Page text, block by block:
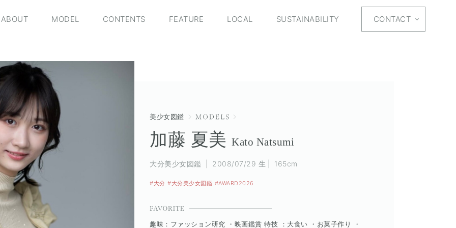
ABOUT MODEL CONTENTS FEATURE LOCAL SUSTAINABILITY CONTACT
美少女図鑑
加藤 夏美 Kato Natsumi
大分美少女図鑑 2008/07/29 生 165cm
#大分 #大分美少女図鑑 #AWARD2026
趣味：ファッション研究 ・映画鑑賞 特技 ：大食い ・お菓子作り ・